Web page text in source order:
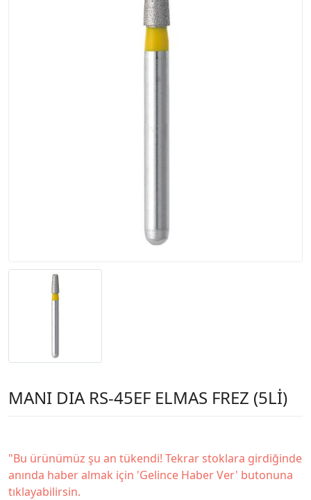
MANI DIA RS-45EF ELMAS FREZ (5Lİ)
"Bu ürünümüz şu an tükendi! Tekrar stoklara girdiğinde
anında haber almak için 'Gelince Haber Ver' butonuna
tıklayabilirsin.